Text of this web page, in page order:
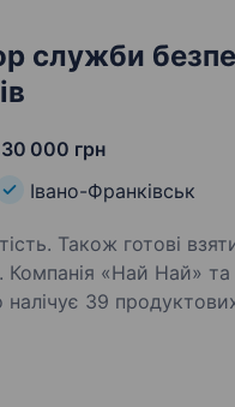
служби
000 грн
Івано-Франківськ
Також готові
39
безпеки .